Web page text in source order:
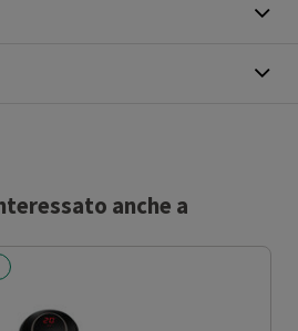
anche a